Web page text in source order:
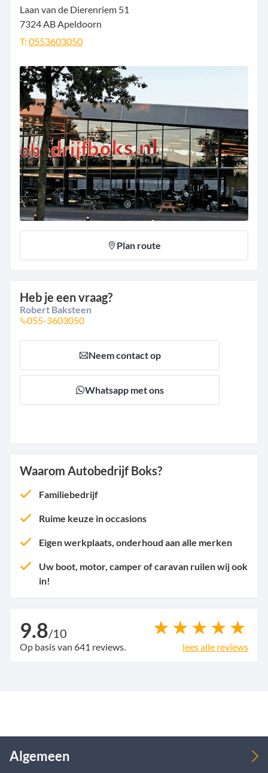
Laan van de Dierenriem 51
7324 AB Apeldoorn
T: 0553603050
Plan route
Heb je een vraag?
Robert Baksteen
055-3603050
Neem contact op
Whatsapp met ons
Waarom Autobedrijf Boks?
Familiebedrijf
Ruime keuze in occasions
Eigen werkplaats, onderhoud aan alle merken
Uw boot, motor, camper of caravan ruilen wij ook
in!
9.8/10
Op basis van 641 reviews. lees alle reviews
Algemeen